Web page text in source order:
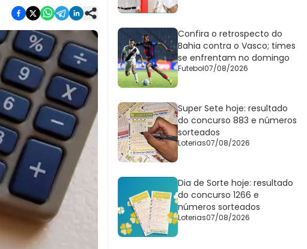
Confira o retrospecto do
Bahia contra o Vasco; times
se enfrentam no domingo
Futebol07/08/2026
Super Sete hoje: resultado
do concurso 883 e números
sorteados
Loterias07/08/2026
Dia de Sorte hoje: resultado
do concurso 1266 e
números sorteados
Loterias07/08/2026